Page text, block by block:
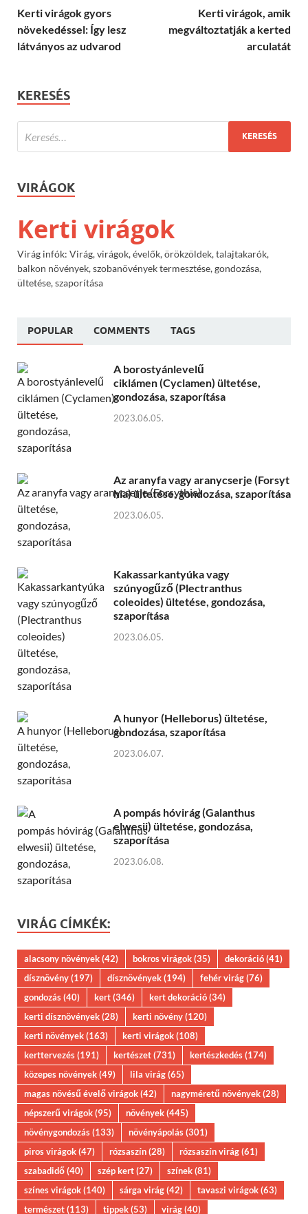
Kerti virágok gyors
növekedéssel: Így lesz
látványos az udvarod
Kerti virágok, amik
megváltoztatják a kerted
arculatát
KERESÉS
VIRÁGOK
Kerti virágok
Virág infók: Virág, virágok, évelők, örökzöldek, talajtakarók,
balkon növények, szobanövények termesztése, gondozása,
ültetése, szaporítása
POPULAR COMMENTS TAGS
A borostyánlevelű
ciklámen (Cyclamen) ültetése,
gondozása, szaporítása
2023.06.05.
Az aranyfa vagy aranycserje (Forsyt
hia) ültetése, gondozása, szaporítása
2023.06.05.
Kakassarkantyúka vagy
szúnyogűző (Plectranthus
coleoides) ültetése, gondozása,
szaporítása
2023.06.05.
A hunyor (Helleborus) ültetése,
gondozása, szaporítása
2023.06.07.
A pompás hóvirág (Galanthus
elwesii) ültetése, gondozása,
szaporítása
2023.06.08.
VIRÁG CÍMKÉK:
alacsony növények(42) bokros virágok(35) dekoráció(41)
dísznövény(197) dísznövények(194) fehér virág(76)
gondozás(40) kert(346) kert dekoráció(34)
kerti dísznövények(28) kerti növény(120)
kerti növények(163) kerti virágok(108)
kerttervezés(191) kertészet(731) kertészkedés(174)
közepes növények(49) lila virág(65)
magas növésű évelő virágok(42) nagyméretű növények(28)
népszerű virágok(95) növények(445)
növénygondozás(133) növényápolás(301)
piros virágok(47) rózsaszín(28) rózsaszín virág(61)
szabadidő(40) szép kert(27) színek(81)
színes virágok(140) sárga virág(42) tavaszi virágok(63)
természet(113) tippek(53) virág(40)